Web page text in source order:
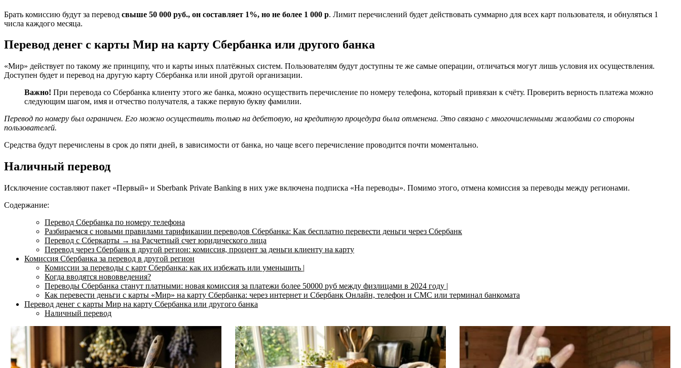
Брать комиссию будут за перевод свыше 50 000 руб., он составляет 1%, но не более 1 000 р. Лимит перечислений будет действовать суммарно для всех карт пользователя, и обнуляться 1
числа каждого месяца.
Перевод денег с карты Мир на карту Сбербанка или другого банка
«Мир» действует по такому же принципу, что и карты иных платёжных систем. Пользователям будут доступны те же самые операции, отличаться могут лишь условия их осуществления.
Доступен будет и перевод на другую карту Сбербанка или иной другой организации.
Важно! При перевода со Сбербанка клиенту этого же банка, можно осуществить перечисление по номеру телефона, который привязан к счёту. Проверить верность платежа можно
следующим шагом, имя и отчество получателя, а также первую букву фамилии.
Перевод по номеру был ограничен. Его можно осуществить только на дебетовую, на кредитную процедура была отменена. Это связано с многочисленными жалобами со стороны
пользователей.
Средства будут перечислены в срок до пяти дней, в зависимости от банка, но чаще всего перечисление проводится почти моментально.
Наличный перевод
Исключение составляют пакет «Первый» и Sberbank Private Banking в них уже включена подписка «На переводы». Помимо этого, отмена комиссия за переводы между регионами.
Содержание:
Перевод Сбербанка по номеру телефона
Разбираемся с новыми правилами тарификации переводов Сбербанка: Как бесплатно перевести деньги через Сбербанк
Перевод с Сберкарты → на Расчетный счет юридического лица
Перевод через Сбербанк в другой регион: комиссия, процент за деньги клиенту на карту
Комиссия Сбербанка за перевод в другой регион
Комиссии за переводы с карт Сбербанка: как их избежать или уменьшить |
Когда вводятся нововведения?
Переводы Сбербанка станут платными: новая комиссия за платежи более 50000 руб между физлицами в 2024 году |
Как перевести деньги с карты «Мир» на карту Сбербанка: через интернет и Сбербанк Онлайн, телефон и СМС или терминал банкомата
Перевод денег с карты Мир на карту Сбербанка или другого банка
Наличный перевод